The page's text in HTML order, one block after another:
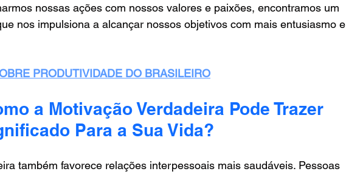
nossas ações com nossos valores e paixões, encontramos um
nos impulsiona a alcançar nossos objetivos com mais entusiasmo e
PRODUTIVIDADE DO BRASILEIRO
a Motivação Verdadeira Pode Trazer
Para a Sua Vida?
também favorece relações interpessoais mais saudáveis. Pessoas